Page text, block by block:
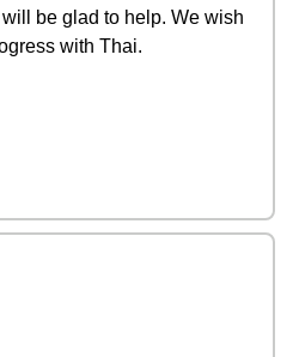
be glad to help. We wish
with Thai.